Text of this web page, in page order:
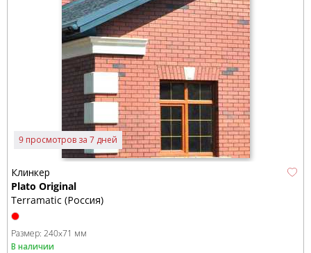
9 просмотров за 7 дней
Клинкер
Plato Original
Terramatic (Россия)
Размер: 240x71 мм
В наличии